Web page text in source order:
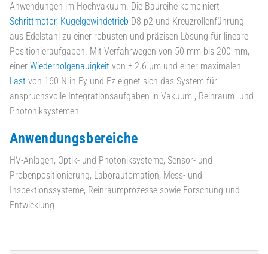
Anwendungen im Hochvakuum. Die Baureihe kombiniert
Schrittmotor, Kugelgewindetrieb D8 p2 und Kreuzrollenführung
aus Edelstahl zu einer robusten und präzisen Lösung für lineare
Positionieraufgaben. Mit Verfahrwegen von 50 mm bis 200 mm,
einer Wiederholgenauigkeit von ± 2.6 µm und einer maximalen
Last von 160 N in Fy und Fz eignet sich das System für
anspruchsvolle Integrationsaufgaben in Vakuum-, Reinraum- und
Photoniksystemen.
Anwendungsbereiche
HV-Anlagen, Optik- und Photoniksysteme, Sensor- und
Probenpositionierung, Laborautomation, Mess- und
Inspektionssysteme, Reinraumprozesse sowie Forschung und
Entwicklung